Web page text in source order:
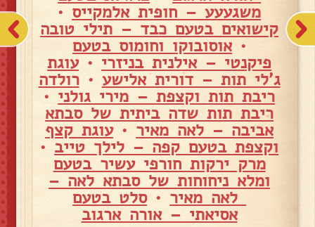
משגעעע – חופית אלמקייס •
קישואים בטעם כבד – תילי טובה
•אוסובוקו וחומוס בטעם
פיקנטי – אילנית בניזרי •עוגת
ג'לי תות – דורית אלישע •רולדה
ריבת תות וקצפת – מירי גולני •
ריבת תות שדה ביתית של סבתא
אביבה – לאה מאיר •עוגת קצף
וקצפת בטעם קפה – לילך טייב •
מרק ירקות חורפי עשיר בטעם
ומלא ניחוחות של סבתא לאה –
לאה מאיר •סלט בטעם
אסיאתי – אורה ארגוב